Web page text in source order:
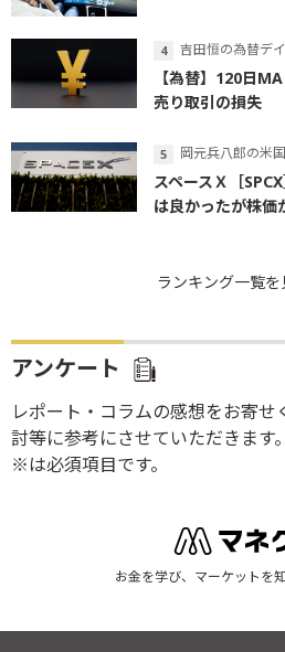
吉田恒の為替デ
【為替】120日
売り取引の損失
岡元兵八郎の米
スペースＸ［
は良かったが株価
ランキング一覧を
アンケート
レポート・コラムの感想をお寄
討等に参考にさせていただきます。
※は必須項目です。
お金を学び、マーケットを